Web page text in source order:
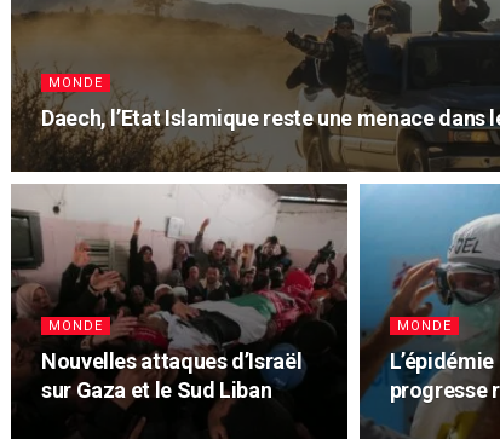
MONDE
Daech, l’Etat Islamique reste une menace dans
MONDE
Nouvelles attaques d’Israël
sur Gaza et le Sud Liban
MONDE
L’épidémie
progresse